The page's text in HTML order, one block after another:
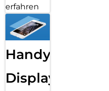
erfahren
Handy
Displayfolie